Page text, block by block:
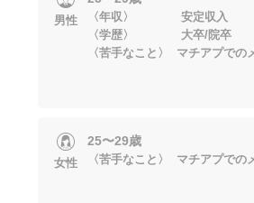
男性
〈年収〉 安定収入
〈学歴〉 大卒/院卒
〈苦手なこと〉 マチアプでの
女性
25〜29歳
〈苦手なこと〉 マチアプでの